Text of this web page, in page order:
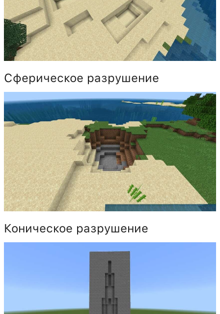
Сферическое разрушение
Коническое разрушение